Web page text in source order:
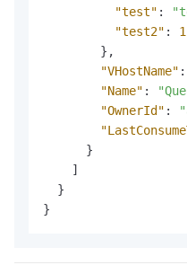
"test" :
"test2" :
1
} ,
"VHostName" :
"Name" :
"OwnerId" :
}
]
}
}